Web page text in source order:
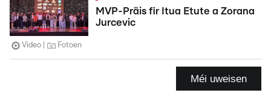
MVP-Präis fir Itua Etute a Zorana
Jurcevic
Video Fotoen
Méi uweisen